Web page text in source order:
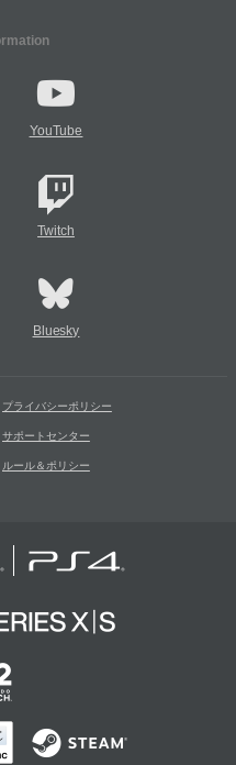
YouTube
Twitch
Bluesky
プライバシーポリシー
サポートセンター
ルール＆ポリシー